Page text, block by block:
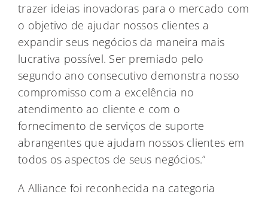
trazer ideias inovadoras para o mercado com
o objetivo de ajudar nossos clientes a
expandir seus negócios da maneira mais
lucrativa possível. Ser premiado pelo
segundo ano consecutivo demonstra nosso
compromisso com a excelência no
atendimento ao cliente e com o
fornecimento de serviços de suporte
abrangentes que ajudam nossos clientes em
todos os aspectos de seus negócios.”
A Alliance foi reconhecida na categoria